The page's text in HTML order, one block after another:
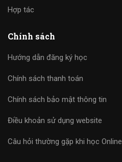
Hợp tác
Chính sách
Hướng dẫn đăng ký học
Chính sách thanh toán
Chính sách bảo mật thông tin
Điều khoản sử dụng website
Câu hỏi thường gặp khi học Online